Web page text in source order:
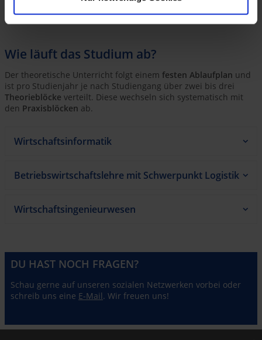
dualen Studierenden gestaltet sich anlog zu unserem
generellerenBewerbungsprozess.
Wie läuft das Studium ab?
Der theoretische Unterricht folgt einem festen Ablaufplan und
ist pro Studienjahr je nach Studiengang über zwei bis drei
Theorieblöcke verteilt. Diese wechseln sich systematisch mit
den Praxisblöcken ab.
Wirtschaftsinformatik
Betriebswirtschaftslehre mit Schwerpunkt Logistik
Wirtschaftsingenieurwesen
DU HAST NOCH FRAGEN?
Schau gerne auf unseren sozialen Netzwerken vorbei oder
schreib uns eine E-Mail. Wir freuen uns!